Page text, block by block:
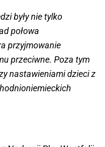
były nie tylko
połowa
przyjmowanie
przeciwne. Poza tym
nastawieniami dzieci z